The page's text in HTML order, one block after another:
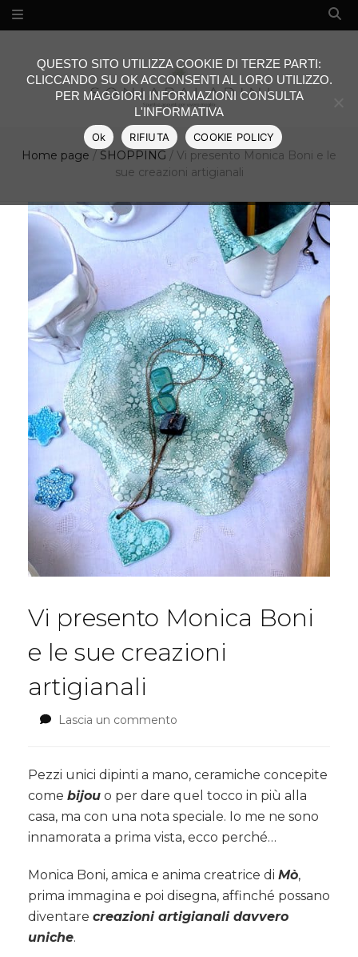
Home page / SHOPPING / Vi presento Monica Boni e le
sue creazioni artigianali
Vi presento Monica Boni
e le sue creazioni
artigianali
Lascia un commento
Monica
Boni
e
le
sue
artigianali
Pezzi unici dipinti a mano, ceramiche concepite
come bijou o per dare quel tocco in più alla
casa, ma con una nota speciale. Io me ne sono
innamorata a prima vista, ecco perché…
Monica Boni, amica e anima creatrice di Mò,
prima immagina e poi disegna, affinché possano
diventare creazioni artigianali davvero
uniche.
QUESTO SITO UTILIZZA COOKIE DI TERZE PARTI:
CLICCANDO SU OK ACCONSENTI AL LORO UTILIZZO.
PER MAGGIORI INFORMAZIONI CONSULTA
L'INFORMATIVA
Ok RIFIUTA COOKIE POLICY